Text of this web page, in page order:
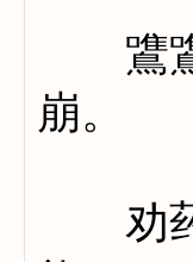
鷕鷕
崩。
劝药